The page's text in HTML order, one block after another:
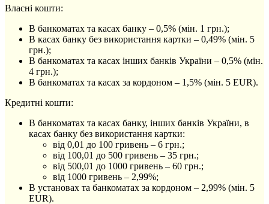
Власні кошти:
В банкоматах та касах банку – 0,5% (мін. 1 грн.);
В касах банку без використання картки – 0,49% (мін. 5
грн.);
В банкоматах та касах інших банків України – 0,5% (мін.
4 грн.);
В банкоматах та касах за кордоном – 1,5% (мін. 5 EUR).
Кредитні кошти:
В банкоматах та касах банку, інших банків України, в
касах банку без використання картки:
від 0,01 до 100 гривень – 6 грн.;
від 100,01 до 500 гривень – 35 грн.;
від 500,01 до 1000 гривень – 60 грн.;
від 1000 гривень – 2,99%;
В установах та банкоматах за кордоном – 2,99% (мін. 5
EUR).